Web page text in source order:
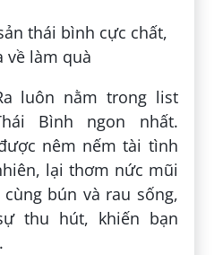
luôn nằm trong list
Bình ngon nhất.
nêm nếm tài tình
lại thơm nức mũi
bún và rau sống,
thu hút, khiến bạn